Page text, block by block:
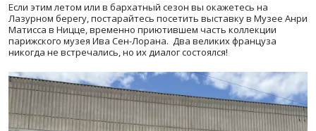
Если этим летом или в бархатный сезон вы окажетесь на
Лазурном берегу, постарайтесь посетить выставку в Музее Анри
Матисса в Ницце, временно приютившем часть коллекции
парижского музея Ива Сен-Лорана. Два великих француза
никогда не встречались, но их диалог состоялся!